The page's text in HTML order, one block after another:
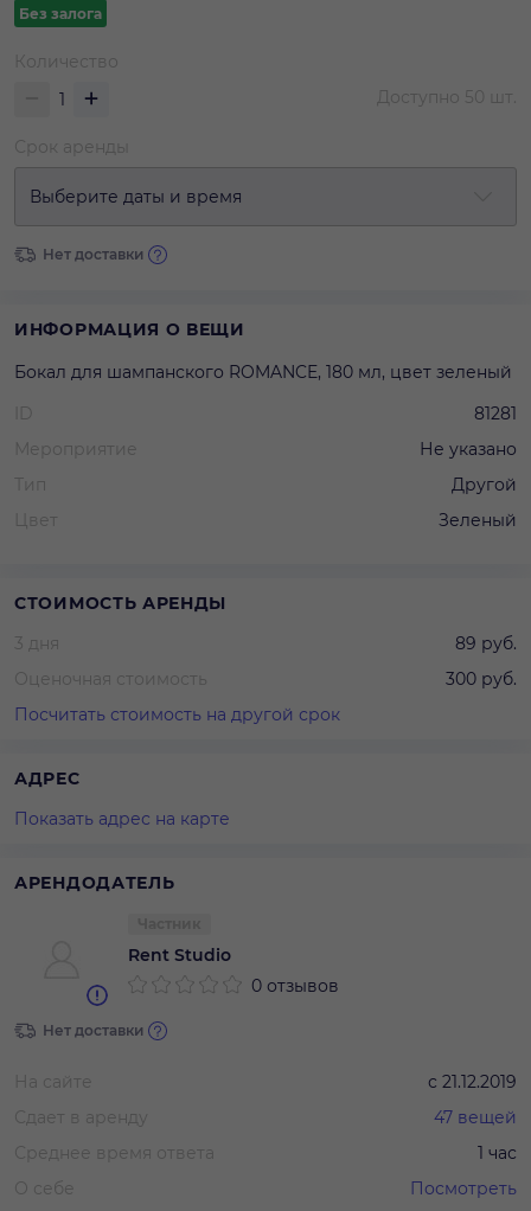
Без залога
Количество
Доступно 50 шт.
Срок аренды
Выберите даты и время
Нет доставки
ИНФОРМАЦИЯ О ВЕЩИ
Бокал для шампанского ROMANCE, 180 мл, цвет зеленый
ID
81281
Мероприятие
Не указано
Тип
Другой
Цвет
Зеленый
СТОИМОСТЬ АРЕНДЫ
3 дня
89 руб.
Оценочная стоимость
300 руб.
Посчитать стоимость на другой срок
АДРЕС
Показать адрес на карте
АРЕНДОДАТЕЛЬ
Rent Studio
0 отзывов
Нет доставки
На сайте с 21.12.2019
Сдает в аренду
47 вещей
Среднее время ответа
1 час
О себе
Посмотреть